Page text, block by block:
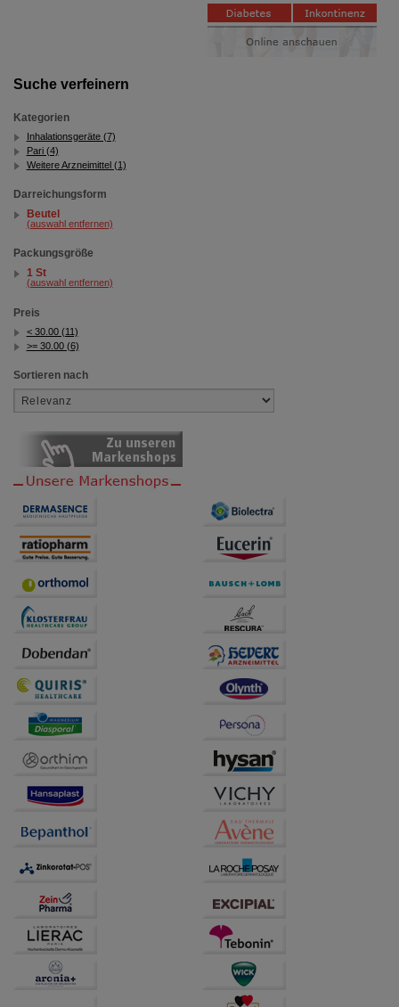
Dritte wie z.B. Google oder soziale Medien
Suche verfeinern
Kategorien
Inhalationsgeräte (7)
Pari (4)
Weitere Arzneimittel (1)
Darreichungsform
Beutel
(auswahl entfernen)
Packungsgröße
1 St
(auswahl entfernen)
Preis
< 30.00 (11)
>= 30.00 (6)
Sortieren nach